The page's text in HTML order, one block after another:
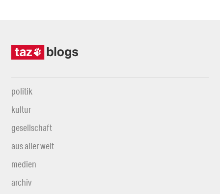
politik
kultur
gesellschaft
aus aller welt
medien
archiv